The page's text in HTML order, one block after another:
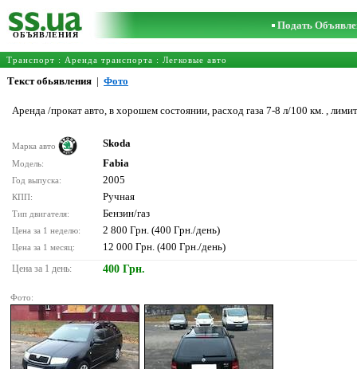
ОБЪЯВЛЕНИЯ
Подать
Транспорт : Аренда транспорта : Легковые авто
Текст обьявления | Фото
Аренда /прокат авто, в хорошем состоянии, расход газа 7-8 л/100 км. ,
Марка авто Skoda
Модель: Fabia
Год выпуска: 2005
КПП: Ручная
Тип двигателя: Бензин/газ
Цена за 1 неделю: 2 800 Грн. (400 Грн./день)
Цена за 1 месяц: 12 000 Грн. (400 Грн./день)
Цена за 1 день: 400 Грн.
Фото: